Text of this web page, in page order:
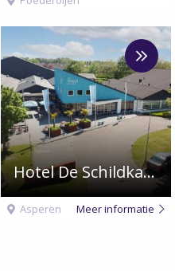
Hotel De Schildkamp
Asperen Meer informatie
over
Hotel
De
Schildkamp